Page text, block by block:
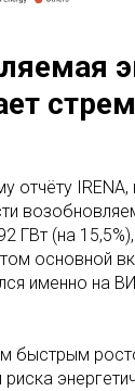
отчёту IRENA,
ГВт (на
основной
именно на
быстрым
риска